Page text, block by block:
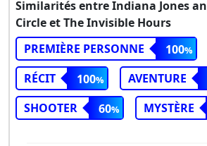
Similarités entre Indiana Jones
Circle et The Invisible Hours
PREMIÈRE PERSONNE
100
RÉCIT
100 AVENTURE
SHOOTER
60 MYSTÈRE